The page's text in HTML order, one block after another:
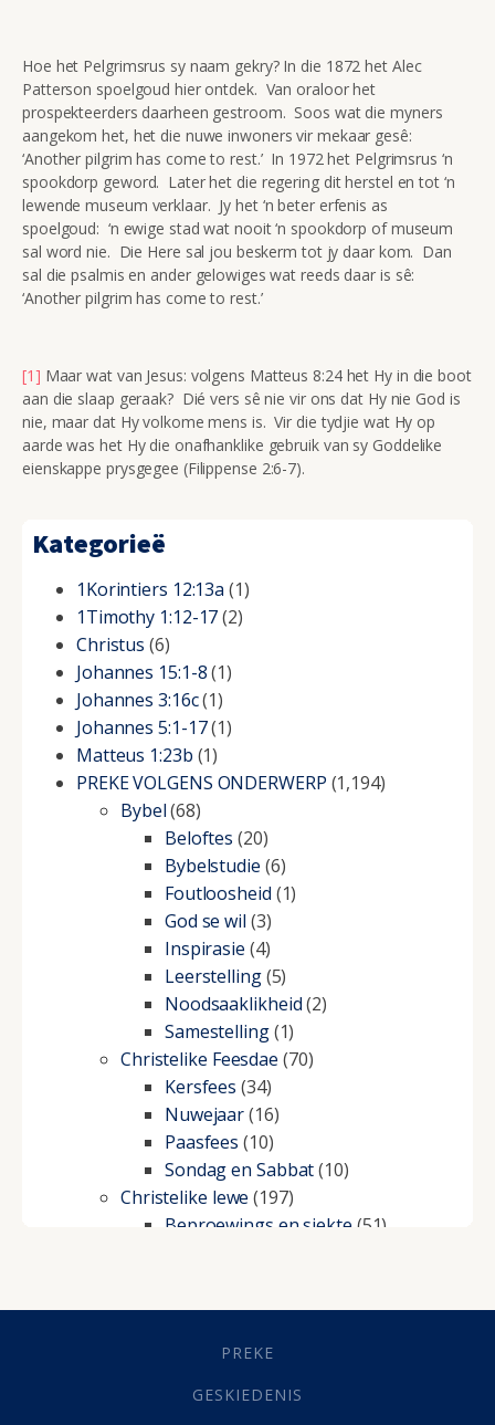
Hoe het Pelgrimsrus sy naam gekry? In die 1872 het Alec
Patterson spoelgoud hier ontdek. Van oraloor het
prospekteerders daarheen gestroom. Soos wat die myners
aangekom het, het die nuwe inwoners vir mekaar gesê:
‘Another pilgrim has come to rest.’ In 1972 het Pelgrimsrus ‘n
spookdorp geword. Later het die regering dit herstel en tot ‘n
lewende museum verklaar. Jy het ‘n beter erfenis as
spoelgoud: ‘n ewige stad wat nooit ‘n spookdorp of museum
sal word nie. Die Here sal jou beskerm tot jy daar kom. Dan
sal die psalmis en ander gelowiges wat reeds daar is sê:
‘Another pilgrim has come to rest.’
[1] Maar wat van Jesus: volgens Matteus 8:24 het Hy in die boot
aan die slaap geraak? Dié vers sê nie vir ons dat Hy nie God is
nie, maar dat Hy volkome mens is. Vir die tydjie wat Hy op
aarde was het Hy die onafhanklike gebruik van sy Goddelike
eienskappe prysgegee (Filippense 2:6-7).
Kategorieë
1Korintiers 12:13a (1)
1Timothy 1:12-17(2)
Christus (6)
Johannes 15:1-8(1)
Johannes 3:16c(1)
Johannes 5:1-17(1)
Matteus 1:23b (1)
PREKE VOLGENS ONDERWERP (1,194)
Bybel(68)
Beloftes (20)
Bybelstudie (6)
Foutloosheid (1)
God se wil (3)
Inspirasie (4)
Leerstelling(5)
Noodsaaklikheid(2)
Samestelling(1)
Christelike Feesdae (70)
Kersfees (34)
Nuwejaar(16)
Paasfees (10)
Sondag en Sabbat(10)
Christelike lewe (197)
Beproewings en siekte (51)
Geestelike Groei(10)
(21)
Grys Areas(4)
PREKE
GESKIEDENIS